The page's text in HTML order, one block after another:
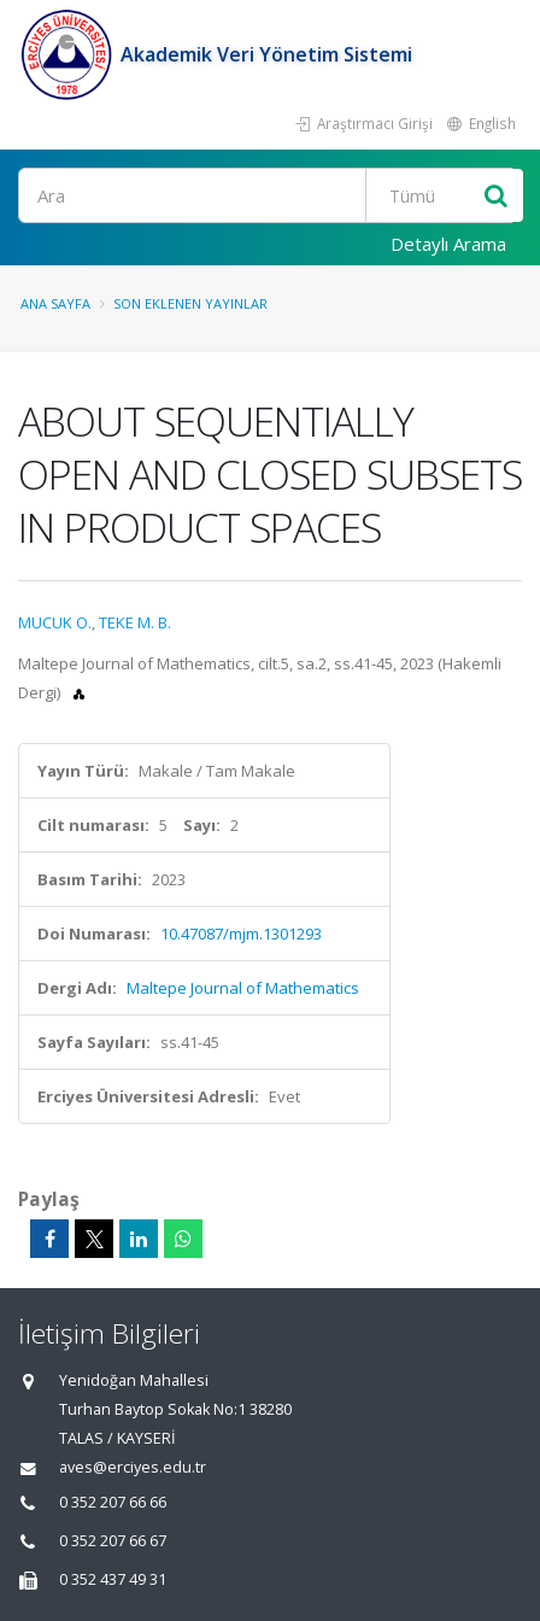
Akademik Veri Yönetim Sistemi
Araştırmacı Girişi English
Ara
Detaylı Arama
ANA SAYFA SON EKLENEN YAYINLAR
ABOUT SEQUENTIALLY
OPEN AND CLOSED SUBSETS
IN PRODUCT SPACES
MUCUK O.,TEKE M. B.
Maltepe Journal of Mathematics, cilt.5, sa.2, ss.41-45, 2023 (Hakemli
Dergi)
Yayın Türü: Makale / Tam Makale
Cilt numarası: 5 Sayı: 2
Basım Tarihi: 2023
Doi Numarası: 10.47087/mjm.1301293
Dergi Adı: Maltepe Journal of Mathematics
Sayfa Sayıları: ss.41-45
Erciyes Üniversitesi Adresli: Evet
Paylaş
İletişim Bilgileri
Yenidoğan Mahallesi
Turhan Baytop Sokak No:1 38280
TALAS / KAYSERİ
aves@erciyes.edu.tr
0 352 207 66 66
0 352 207 66 67
0 352 437 49 31